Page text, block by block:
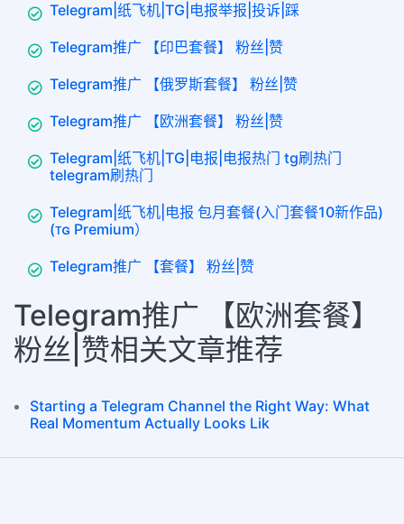
Telegram|纸飞机|TG|电报举报|投诉|踩
Telegram推广 【印巴套餐】 粉丝|赞
Telegram推广 【俄罗斯套餐】 粉丝|赞
Telegram推广 【欧洲套餐】 粉丝|赞
Telegram|纸飞机|TG|电报|电报热门 tg刷热门
telegram刷热门
Telegram|纸飞机|电报 包月套餐(入门套餐10新作品)
(ᴛɢ Premium）
Telegram推广 【套餐】 粉丝|赞
Telegram推广 【欧洲套餐】
粉丝|赞相关文章推荐
Starting a Telegram Channel the Right Way: What
Real Momentum Actually Looks Lik